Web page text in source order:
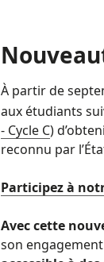
À partir de
aux étudiants
- Cycle C)
reconnu par
Participez à
Avec cette
son